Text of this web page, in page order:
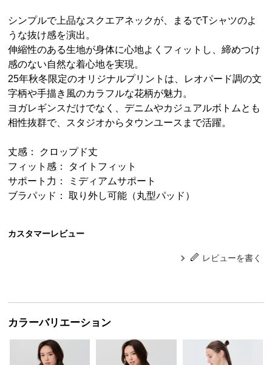
シンプルで上品なスクエアネックが、まるでTシャツのよ
うな抜け感を演出。
伸縮性のある生地が身体に心地よくフィットし、締めつけ
感のない自然な着心地を実現。
25年秋冬限定のオリジナルプリントは、レオパード調の文
字柄や手描き風のカラフルな花柄が魅力。
ヨガレギンスだけでなく、デニムやカジュアルボトムとも
相性抜群で、スタジオからタウンユースまで活躍。
丈感： クロップド丈
フィット感： タイトフィット
サポート力： ミディアムサポート
ブラパッド： 取り外し可能（丸型パッド）
カスタマーレビュー
レビューを書く
カラーバリエーション